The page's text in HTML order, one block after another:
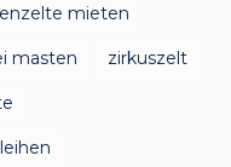
mieten
masten zirkuszelt